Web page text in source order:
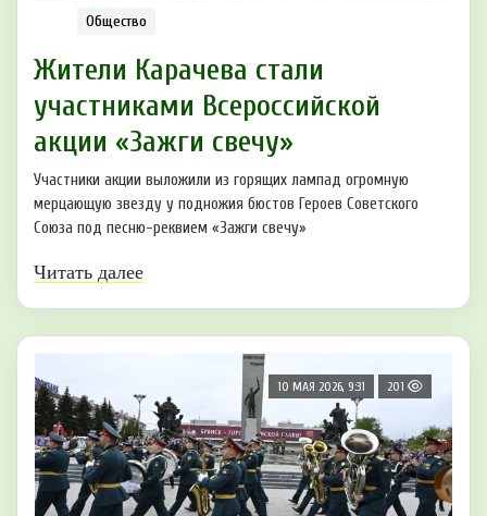
Общество
Жители Карачева стали
участниками Всероссийской
акции «Зажги свечу»
Участники акции выложили из горящих лампад огромную
мерцающую звезду у подножия бюстов Героев Советского
Союза под песню-реквием «Зажги свечу»
Читать далее
10 МАЯ 2026, 9:31 201